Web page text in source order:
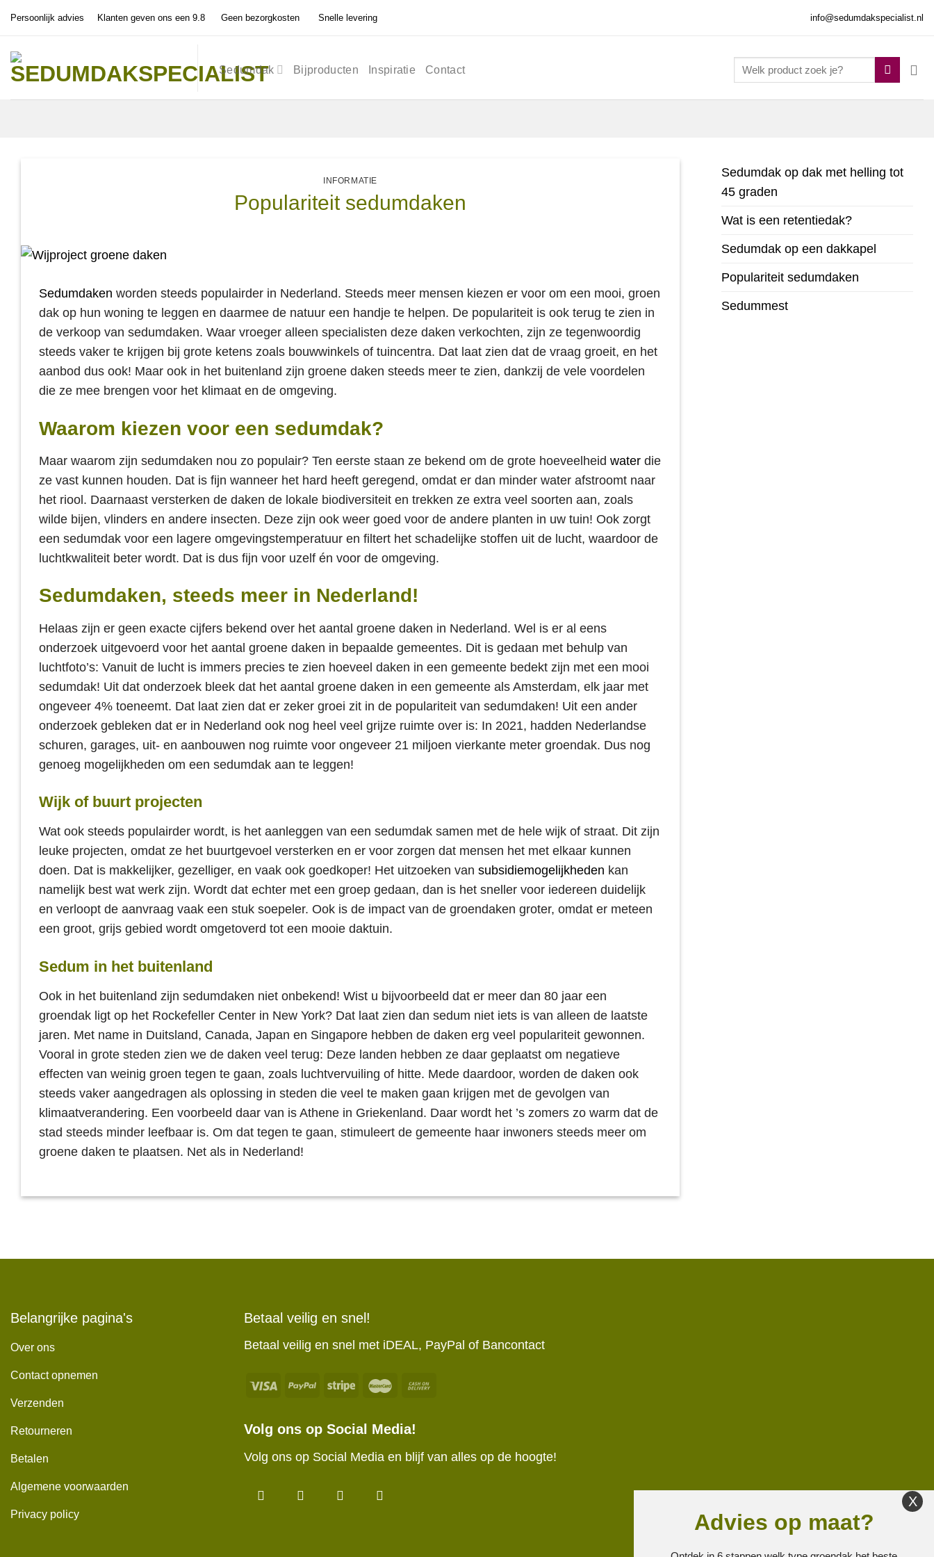
inhoud
Persoonlijk advies Klanten geven ons een 9.8 Geen bezorgkosten Snelle levering info@sedumdakspecialist.nl
Sedumdak Bijproducten Inspiratie Contact
Zoeken
INFORMATIE
Populariteit sedumdaken
Sedumdaken worden steeds populairder in Nederland. Steeds meer mensen kiezen er voor om een mooi, groen
dak op hun woning te leggen en daarmee de natuur een handje te helpen. De populariteit is ook terug te zien in
de verkoop van sedumdaken. Waar vroeger alleen specialisten deze daken verkochten, zijn ze tegenwoordig
steeds vaker te krijgen bij grote ketens zoals bouwwinkels of tuincentra. Dat laat zien dat de vraag groeit, en het
aanbod dus ook! Maar ook in het buitenland zijn groene daken steeds meer te zien, dankzij de vele voordelen
die ze mee brengen voor het klimaat en de omgeving.
Waarom kiezen voor een sedumdak?
Maar waarom zijn sedumdaken nou zo populair? Ten eerste staan ze bekend om de grote hoeveelheidwater die
ze vast kunnen houden. Dat is fijn wanneer het hard heeft geregend, omdat er dan minder water afstroomt naar
het riool. Daarnaast versterken de daken de lokale biodiversiteit en trekken ze extra veel soorten aan, zoals
wilde bijen, vlinders en andere insecten. Deze zijn ook weer goed voor de andere planten in uw tuin! Ook zorgt
een sedumdak voor een lagere omgevingstemperatuur en filtert het schadelijke stoffen uit de lucht, waardoor de
luchtkwaliteit beter wordt. Dat is dus fijn voor uzelf én voor de omgeving.
Sedumdaken, steeds meer in Nederland!
Helaas zijn er geen exacte cijfers bekend over het aantal groene daken in Nederland. Wel is er al eens
onderzoek uitgevoerd voor het aantal groene daken in bepaalde gemeentes. Dit is gedaan met behulp van
luchtfoto’s: Vanuit de lucht is immers precies te zien hoeveel daken in een gemeente bedekt zijn met een mooi
sedumdak! Uit dat onderzoek bleek dat het aantal groene daken in een gemeente als Amsterdam, elk jaar met
ongeveer 4% toeneemt. Dat laat zien dat er zeker groei zit in de populariteit van sedumdaken! Uit een ander
onderzoek gebleken dat er in Nederland ook nog heel veel grijze ruimte over is: In 2021, hadden Nederlandse
schuren, garages, uit- en aanbouwen nog ruimte voor ongeveer 21 miljoen vierkante meter groendak. Dus nog
genoeg mogelijkheden om een sedumdak aan te leggen!
Wijk of buurt projecten
Wat ook steeds populairder wordt, is het aanleggen van een sedumdak samen met de hele wijk of straat. Dit zijn
leuke projecten, omdat ze het buurtgevoel versterken en er voor zorgen dat mensen het met elkaar kunnen
doen. Dat is makkelijker, gezelliger, en vaak ook goedkoper! Het uitzoeken vansubsidiemogelijkheden kan
namelijk best wat werk zijn. Wordt dat echter met een groep gedaan, dan is het sneller voor iedereen duidelijk
en verloopt de aanvraag vaak een stuk soepeler. Ook is de impact van de groendaken groter, omdat er meteen
een groot, grijs gebied wordt omgetoverd tot een mooie daktuin.
Sedum in het buitenland
Ook in het buitenland zijn sedumdaken niet onbekend! Wist u bijvoorbeeld dat er meer dan 80 jaar een
groendak ligt op het Rockefeller Center in New York? Dat laat zien dan sedum niet iets is van alleen de laatste
jaren. Met name in Duitsland, Canada, Japan en Singapore hebben de daken erg veel populariteit gewonnen.
Vooral in grote steden zien we de daken veel terug: Deze landen hebben ze daar geplaatst om negatieve
effecten van weinig groen tegen te gaan, zoals luchtvervuiling of hitte. Mede daardoor, worden de daken ook
steeds vaker aangedragen als oplossing in steden die veel te maken gaan krijgen met de gevolgen van
klimaatverandering. Een voorbeeld daar van is Athene in Griekenland. Daar wordt het ’s zomers zo warm dat de
stad steeds minder leefbaar is. Om dat tegen te gaan, stimuleert de gemeente haar inwoners steeds meer om
groene daken te plaatsen. Net als in Nederland!
Sedumdak op dak met helling tot
45 graden
Wat is een retentiedak?
Sedumdak op een dakkapel
Populariteit sedumdaken
Sedummest
Belangrijke pagina's
Over ons
Contact opnemen
Verzenden
Retourneren
Betalen
Algemene voorwaarden
Privacy policy
Betaal veilig en snel!
Betaal veilig en snel met iDEAL, PayPal of Bancontact
Volg ons op Social Media!
Volg ons op Social Media en blijf van alles op de hoogte!
Advies op maat?